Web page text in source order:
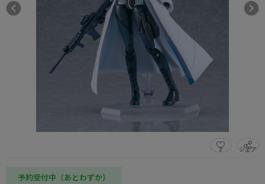
2 シェア
この商品をシェアする
予約受付中（あとわずか）